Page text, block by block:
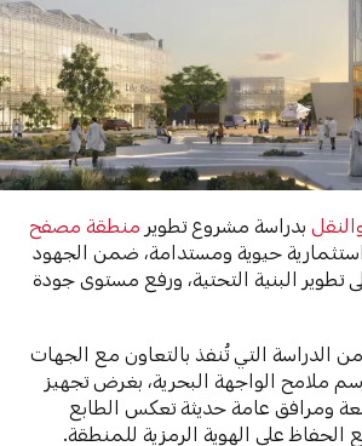
بدراسة مشروع تطوير منطقة مصفح
حيوية ومستدامة، ضمن الجهود
تطوير البنية التحتية، ورفع مستوى جودة
من الدراسة التي تُنفذ بالتعاون مع الجهات
ملامح الواجهة البحرية، بغرض تجهيز
ومرافق عامة حديثة تعكس الطابع
على الهوية الرمزية للمنطقة.